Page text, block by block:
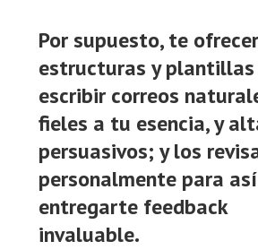
Por supuesto, te
estructuras y plantillas
escribir correos
fieles a tu esencia, y
persuasivos; y los
personalmente para así
entregarte feedback
invaluable.